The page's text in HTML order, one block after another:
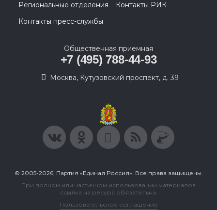
Региональные отделения
Контакты РИК
Контакты пресс-службы
Общественная приемная
+7 (495) 788-44-93
Москва, Кутузовский проспект, д. 39
© 2005-2026, Партия «Единая Россия». Все права защищены.
При полном или частичном использовании материалов
ссылка на ресурс обязательна.
Пользовательское соглашение